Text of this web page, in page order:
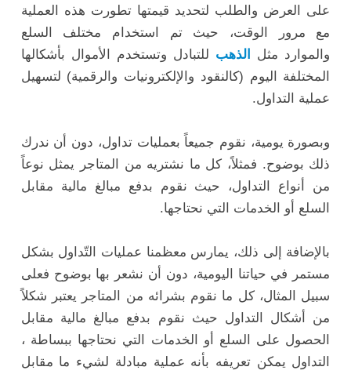
على العرض والطلب لتحديد قيمتها تطورت هذه العملية
مع مرور الوقت، حيث تم استخدام مختلف السلع
والموارد مثل
الذهب للتبادل وتستخدم الأموال بأشكالها
المختلفة اليوم (كالنقود والإلكترونيات والرقمية) لتسهيل
عملية التداول.
وبصورة يومية، نقوم جميعاً بعمليات تداول، دون أن ندرك
ذلك بوضوح. فمثلاً، كل ما نشتريه من المتاجر يمثل نوعاً
من أنواع التداول، حيث نقوم بدفع مبالغ مالية مقابل
السلع أو الخدمات التي نحتاجها.
بالإضافة إلى ذلك، يمارس معظمنا عمليات التّداول بشكل
مستمر في حياتنا اليومية، دون أن نشعر بها بوضوح فعلى
سبيل المثال، كل ما نقوم بشرائه من المتاجر يعتبر شكلاً
من أشكال التداول حيث نقوم بدفع مبالغ مالية مقابل
الحصول على السلع أو الخدمات التي نحتاجها ببساطة ،
التداول يمكن تعريفه بأنه عملية مبادلة لشيء ما مقابل